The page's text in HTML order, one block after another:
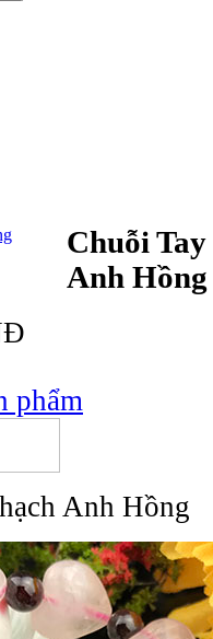
Chuỗi
Anh Hồng
phẩm
Anh Hồng